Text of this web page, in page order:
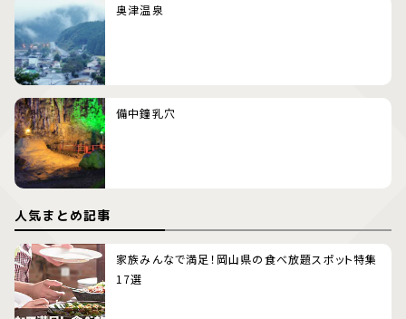
奥津温泉
備中鐘乳穴
人気まとめ記事
家族みんなで満足！岡山県の食べ放題スポット特集
17選